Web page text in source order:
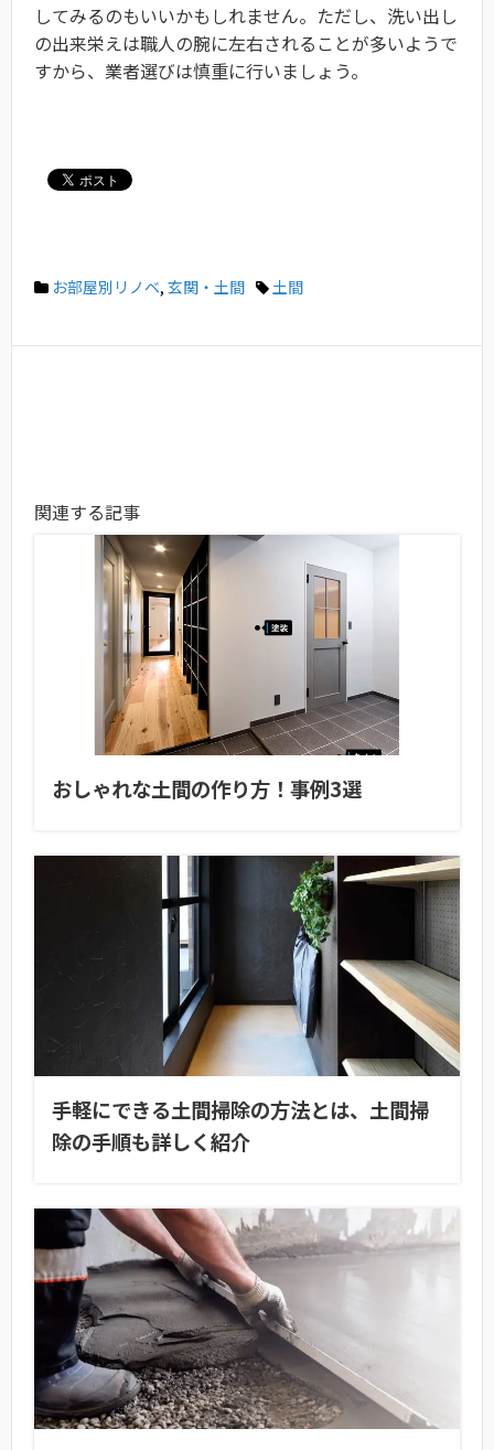
してみるのもいいかもしれません。ただし、洗い出し
の出来栄えは職人の腕に左右されることが多いようで
すから、業者選びは慎重に行いましょう。
お部屋別リノベ, 玄関・土間 土間
関連する記事
おしゃれな土間の作り方！事例3選
手軽にできる土間掃除の方法とは、土間掃
除の手順も詳しく紹介